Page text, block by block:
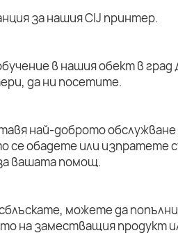
за нашия CIJ принтер.
в нашия обект в
да ни посетите.
най-доброто
се обадете или
вашата помощ.
можете да
на заместващия продукт